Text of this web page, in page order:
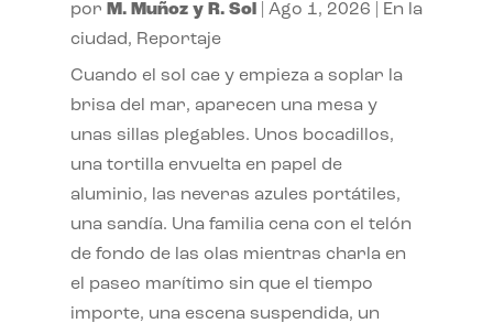
por M. Muñoz y R. Sol| Ago 1, 2026
En la
ciudad, Reportaje
Cuando el sol cae y empieza a soplar la
brisa del mar, aparecen una mesa y
unas sillas plegables. Unos bocadillos,
una tortilla envuelta en papel de
aluminio, las neveras azules portátiles,
una sandía. Una familia cena con el telón
de fondo de las olas mientras charla en
el paseo marítimo sin que el tiempo
importe, una escena suspendida, un